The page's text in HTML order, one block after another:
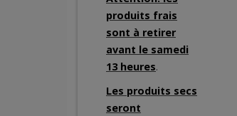
produits frais
sont à retirer
avant le samedi
13 heures.
Les produits secs
seront